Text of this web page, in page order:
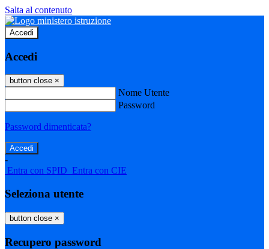
Salta al contenuto
Accedi
Accedi
button close ×
Nome Utente
Password
Password dimenticata?
-
Entra con SPID Entra con CIE
Seleziona utente
button close ×
Recupero password